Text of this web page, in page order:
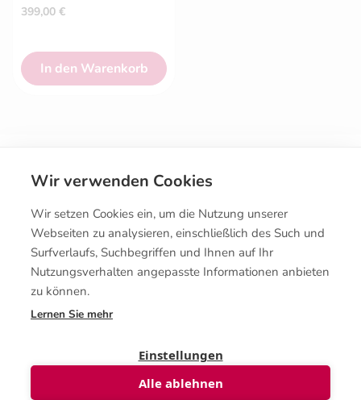
399,00 €
In den Warenkorb
Kontakt
Kaufbedingungen
Wir verwenden Cookies
Wir setzen Cookies ein, um die Nutzung unserer
Webseiten zu analysieren, einschließlich des Such und
Surfverlaufs, Suchbegriffen und Ihnen auf Ihr
Nutzungsverhalten angepasste Informationen anbieten
zu können.
Lernen Sie mehr
Einstellungen
Alle ablehnen